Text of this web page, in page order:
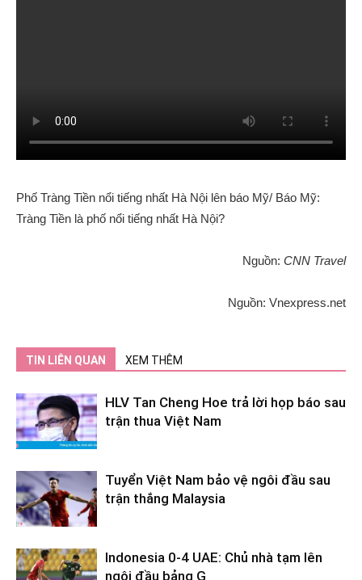
Phố Tràng Tiền nổi tiếng nhất Hà Nội lên báo Mỹ/ Báo Mỹ:
Tràng Tiền là phố nổi tiếng nhất Hà Nội?
Nguồn: CNN Travel
Nguồn: Vnexpress.net
TIN LIÊN QUAN XEM THÊM
HLV Tan Cheng Hoe trả lời họp báo sau
trận thua Việt Nam
Tuyển Việt Nam bảo vệ ngôi đầu sau
trận thắng Malaysia
Indonesia 0-4 UAE: Chủ nhà tạm lên
ngôi đầu bảng G